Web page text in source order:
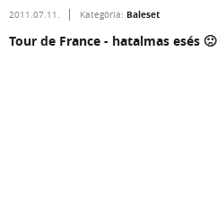
2011.07.11. Kategória: Baleset
Tour de France - hatalmas esés 🙁